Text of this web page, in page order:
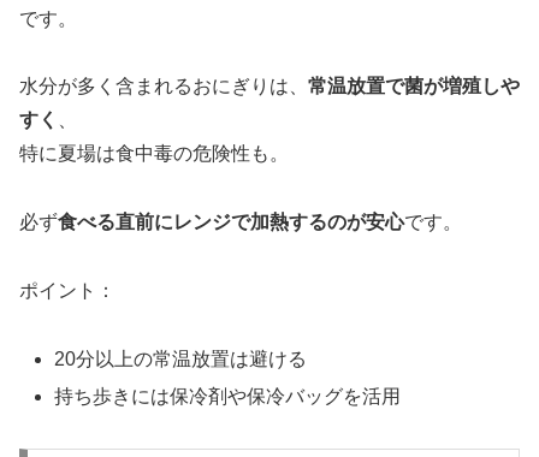
です。
水分が多く含まれるおにぎりは、 常温放置で菌が増殖しや
すく 、
特に夏場は食中毒の危険性も。
必ず食べる直前にレンジで加熱するのが安心です。
ポイント：
20分以上の常温放置は避ける
持ち歩きには保冷剤や保冷バッグを活用